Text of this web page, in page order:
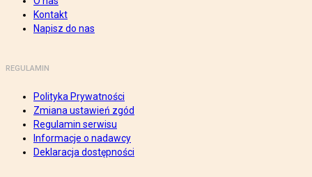
Kontakt
Napisz do nas
REGULAMIN
Polityka Prywatności
Zmiana ustawień zgód
Regulamin serwisu
Informacje o nadawcy
Deklaracja dostępności